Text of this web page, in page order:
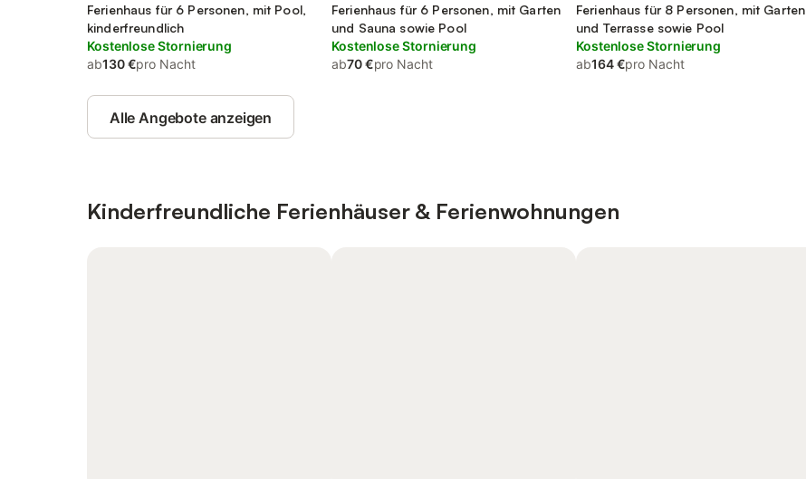
Ferienhaus für 6 Personen, mit Pool,
kinderfreundlich
Kostenlose Stornierung
ab130 €pro Nacht
Ferienhaus für 6 Personen, mit Garten
und Sauna sowie Pool
Kostenlose Stornierung
ab70 €pro Nacht
Ferienhaus für 8 Personen, mit Garten
und Terrasse sowie Pool
Kostenlose Stornierung
ab164 €pro Nacht
Alle Angebote anzeigen
Kinderfreundliche Ferienhäuser & Ferienwohnungen